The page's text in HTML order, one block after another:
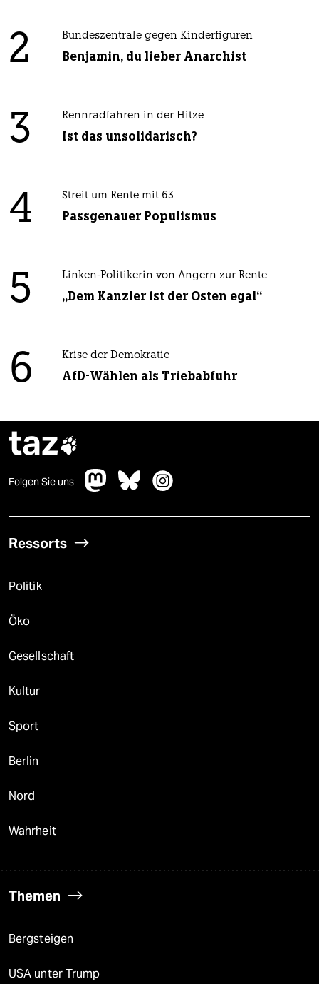
2 Bundeszentrale gegen Kinderfiguren
Benjamin, du lieber Anarchist
3 Rennradfahren in der Hitze
Ist das unsolidarisch?
4 Streit um Rente mit 63
Passgenauer Populismus
5 Linken-Politikerin von Angern zur Rente
„Dem Kanzler ist der Osten egal“
6 Krise der Demokratie
AfD-Wählen als Triebabfuhr
taz
Folgen Sie uns
Ressorts
Politik
Öko
Gesellschaft
Kultur
Sport
Berlin
Nord
Wahrheit
Themen
Bergsteigen
USA unter Trump